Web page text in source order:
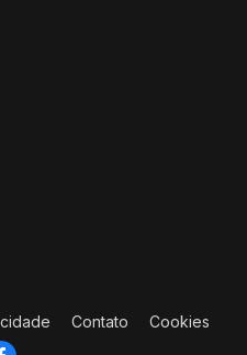
Contato Cookies